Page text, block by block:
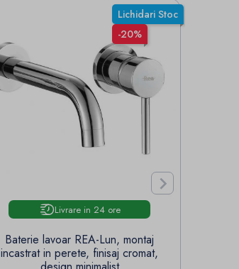
Lichidari Stoc
-20%
Livrare in 24 ore
Baterie lavoar REA-Lun, montaj
incastrat in perete, finisaj cromat,
